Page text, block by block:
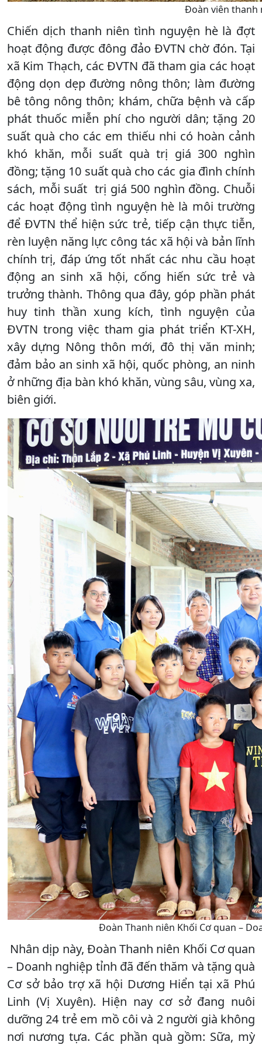
Đoàn viên thanh
Chiến dịch thanh niên tình nguyện hè là đợt
hoạt động được đông đảo ĐVTN chờ đón. Tại
xã Kim Thạch, các ĐVTN đã tham gia các hoạt
động dọn dẹp đường nông thôn; làm đường
bê tông nông thôn; khám, chữa bệnh và cấp
phát thuốc miễn phí cho người dân; tặng 20
suất quà cho các em thiếu nhi có hoàn cảnh
khó khăn, mỗi suất quà trị giá 300 nghìn
đồng; tặng 10 suất quà cho các gia đình chính
sách, mỗi suất trị giá 500 nghìn đồng. Chuỗi
các hoạt động tình nguyện hè là môi trường
để ĐVTN thể hiện sức trẻ, tiếp cận thực tiễn,
rèn luyện năng lực công tác xã hội và bản lĩnh
chính trị, đáp ứng tốt nhất các nhu cầu hoạt
động an sinh xã hội, cống hiến sức trẻ và
trưởng thành. Thông qua đây, góp phần phát
huy tinh thần xung kích, tình nguyện của
ĐVTN trong việc tham gia phát triển KT-XH,
xây dựng Nông thôn mới, đô thị văn minh;
đảm bảo an sinh xã hội, quốc phòng, an ninh
ở những địa bàn khó khăn, vùng sâu, vùng xa,
biên giới.
Đoàn Thanh niên Khối Cơ quan –
Nhân dịp này, Đoàn Thanh niên Khối Cơ quan
– Doanh nghiệp tỉnh đã đến thăm và tặng quà
Cơ sở bảo trợ xã hội Dương Hiển tại xã Phú
Linh (Vị Xuyên). Hiện nay cơ sở đang nuôi
dưỡng 24 trẻ em mồ côi và 2 người già không
nơi nương tựa. Các phần quà gồm: Sữa, mỳ